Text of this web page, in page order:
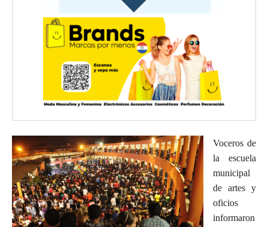
Voceros de
la escuela
municipal
de artes y
oficios
informaron